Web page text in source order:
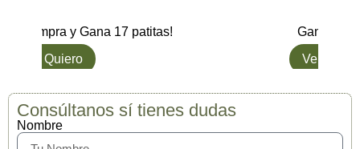
Compra y Gana 17 patitas!
L๑ Quiero
Gana
Ver
Consúltanos sí tienes dudas
Nombre